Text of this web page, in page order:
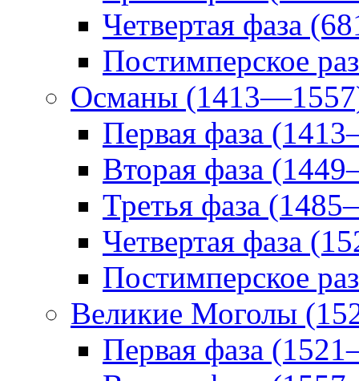
Четвертая фаза
Постимперское
Османы
Первая фаза
Вторая фаза
Третья фаза
Четвертая фаза
Постимперское
Великие Моголы
Первая фаза